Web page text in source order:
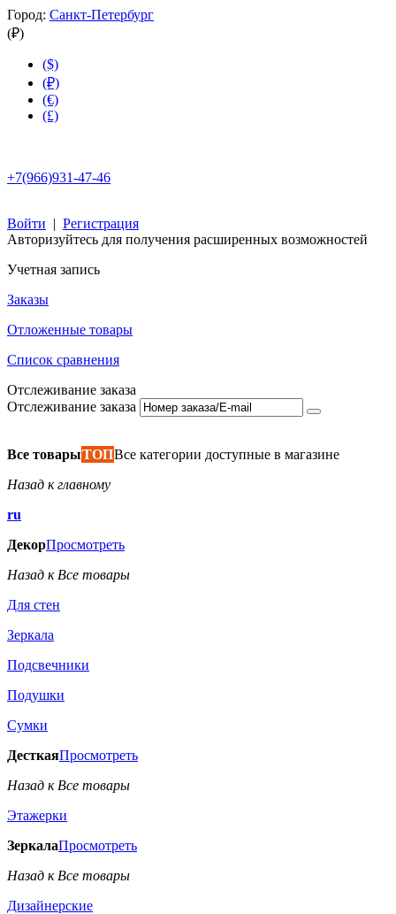
Город: Санкт-Петербург
(₽)
($)
(₽)
(€)
(£)
+7(966)931-47-46
Войти | Регистрация
Авторизуйтесь для получения расширенных возможностей
Учетная запись
Заказы
Отложенные товары
Список сравнения
Отслеживание заказа
Отслеживание заказа
Все товарыТОПВсе категории доступные в магазине
Назад к главному
ru
ДекорПросмотреть
Назад к Все товары
Для стен
Зеркала
Подсвечники
Подушки
Сумки
ДесткаяПросмотреть
Назад к Все товары
Этажерки
ЗеркалаПросмотреть
Назад к Все товары
Дизайнерские